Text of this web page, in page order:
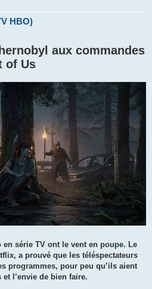
HBO)
aux commandes
of Us
série TV ont le vent en poupe. Le
a prouvé que les téléspectateurs
programmes, pour peu qu’ils aient
l’envie de bien faire.